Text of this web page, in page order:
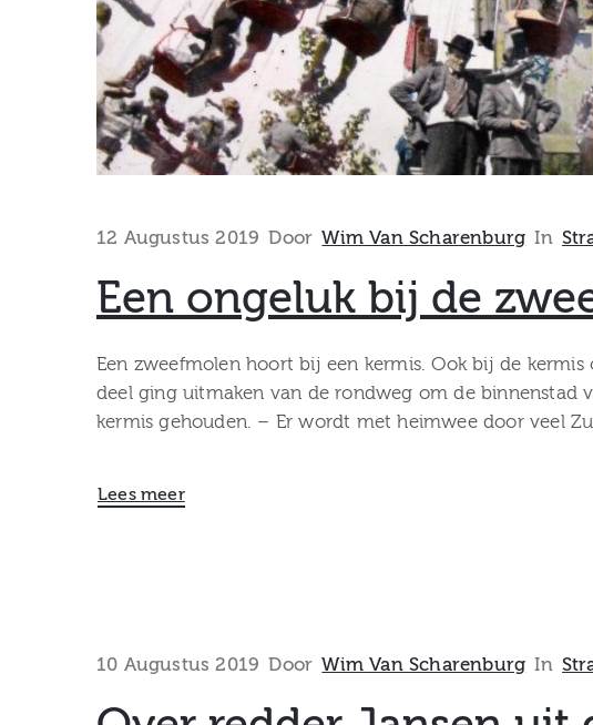
12 Augustus 2019 Door Wim Van Scharenburg In
Een ongeluk bij de
Een zweefmolen hoort bij een kermis. Ook bij de
deel ging uitmaken van de rondweg om de binnenstad
kermis gehouden. – Er wordt met heimwee door veel
Lees meer
10 Augustus 2019 Door Wim Van Scharenburg In